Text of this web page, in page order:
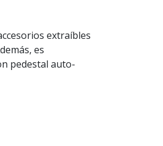
extraíbles
es
pedestal auto-